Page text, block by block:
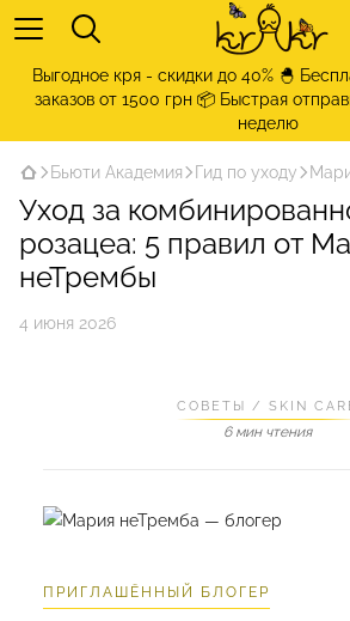
Выгодное кря - скидки до 40% 🐣
заказов от 1500 грн 📦 Быстрая
неделю
Бьюти Академия Гид по уходу
Уход за
розацеа: 5 правил от
неТрембы
4 июня 2026
СОВЕТЫ / SKIN
6 мин чтения
ПРИГЛАШЁННЫЙ БЛОГЕР